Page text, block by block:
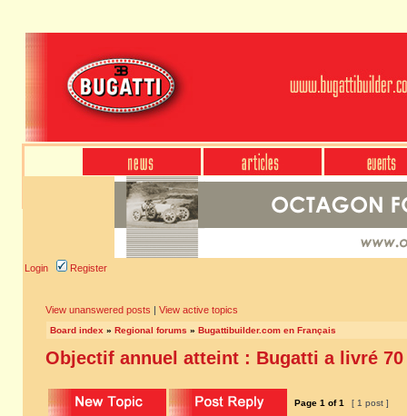
Login Register
View unanswered posts | View active topics
Board index » Regional forums » Bugattibuilder.com en Français
Objectif annuel atteint : Bugatti a livré 70
Page 1 of1 [ 1 post ]